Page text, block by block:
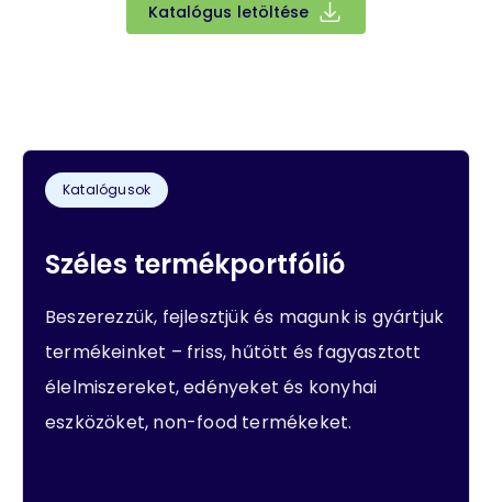
Katalógus letöltése
Katalógusok
Széles termékportfólió
Beszerezzük, fejlesztjük és magunk is gyártjuk
termékeinket – friss, hűtött és fagyasztott
élelmiszereket, edényeket és konyhai
eszközöket, non-food termékeket.